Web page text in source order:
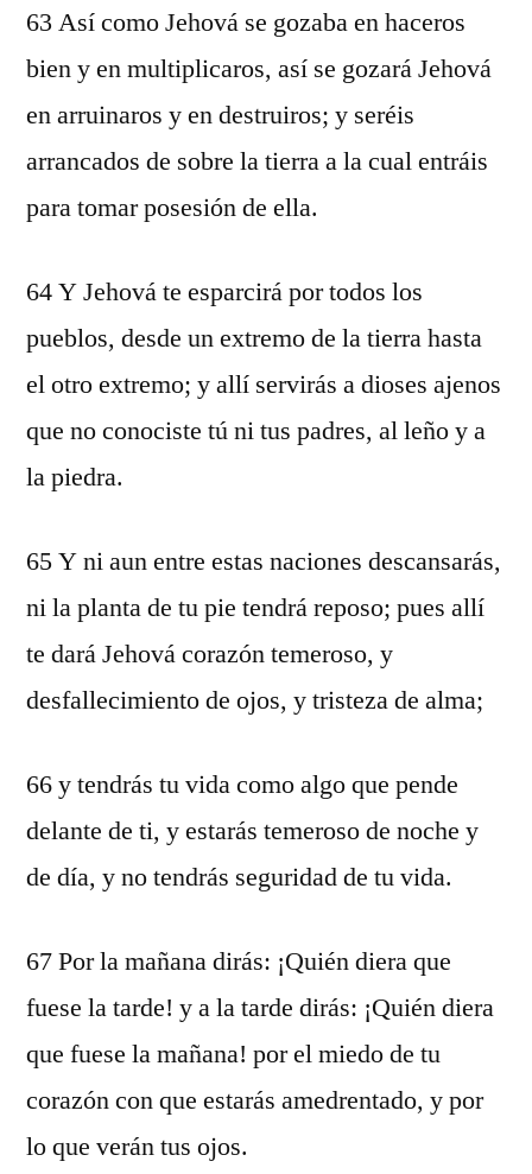
63 Así como Jehová se gozaba en haceros
bien y en multiplicaros, así se gozará Jehová
en arruinaros y en destruiros; y seréis
arrancados de sobre la tierra a la cual entráis
para tomar posesión de ella.
64 Y Jehová te esparcirá por todos los
pueblos, desde un extremo de la tierra hasta
el otro extremo; y allí servirás a dioses ajenos
que no conociste tú ni tus padres, al leño y a
la piedra.
65 Y ni aun entre estas naciones descansarás,
ni la planta de tu pie tendrá reposo; pues allí
te dará Jehová corazón temeroso, y
desfallecimiento de ojos, y tristeza de alma;
66 y tendrás tu vida como algo que pende
delante de ti, y estarás temeroso de noche y
de día, y no tendrás seguridad de tu vida.
67 Por la mañana dirás: ¡Quién diera que
fuese la tarde! y a la tarde dirás: ¡Quién diera
que fuese la mañana! por el miedo de tu
corazón con que estarás amedrentado, y por
lo que verán tus ojos.